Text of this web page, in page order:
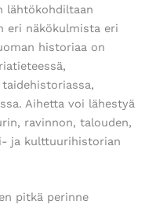
lähtökohdiltaan
eri näkökulmista eri
historiaa on
Aihetta voi lähestyä
ravinnon, talouden,
ja kulttuurihistorian
pitkä perinne